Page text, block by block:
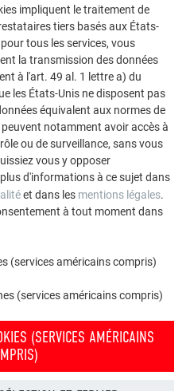
pattes et
bacs
raccordements
impliquent le traitement de
tiers basés aux États-
tous les services, vous
la transmission des données
à l'art. 49 al. 1 lettre a) du
les États-Unis ne disposent pas
équivalent aux normes de
notamment avoir accès à
ou de surveillance, sans vous
vous y opposer
d'informations à ce sujet dans
et dans les mentions légales.
à tout moment dans
(services américains compris)
(services américains compris)
(SERVICES AMÉRICAINS